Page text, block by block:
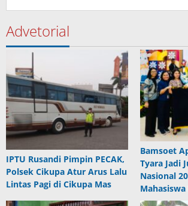
Advetorial
IPTU Rusandi Pimpin PECAK,
Polsek Cikupa Atur Arus Lalu
Lintas Pagi di Cikupa Mas
Bamsoet
Tyara Jadi
Nasional